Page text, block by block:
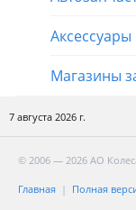
Магазины
7 августа 2026 г.
© 2006 — 2026 АО
Главная Полная